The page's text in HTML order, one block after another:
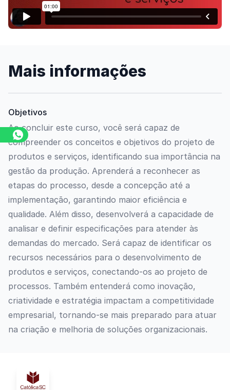
Mais informações
Objetivos
Ao concluir este curso, você será capaz de
compreender os conceitos e objetivos do projeto de
produtos e serviços, identificando sua importância na
gestão da produção. Aprenderá a reconhecer as
etapas do processo, desde a concepção até a
implementação, garantindo maior eficiência e
qualidade. Além disso, desenvolverá a capacidade de
analisar e definir especificações para atender às
demandas do mercado. Será capaz de identificar os
recursos necessários para o desenvolvimento de
produtos e serviços, conectando-os ao projeto de
processos. Também entenderá como inovação,
criatividade e estratégia impactam a competitividade
empresarial, tornando-se mais preparado para atuar
na criação e melhoria de soluções organizacionais.